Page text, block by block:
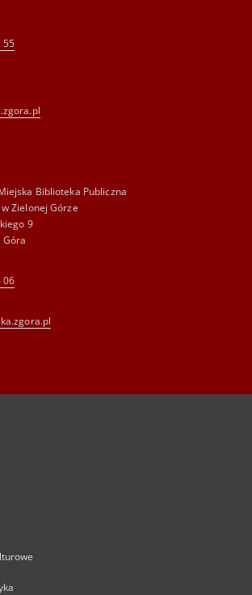
55
Biblioteka Publiczna
Zielonej Górze
9
Góra
06